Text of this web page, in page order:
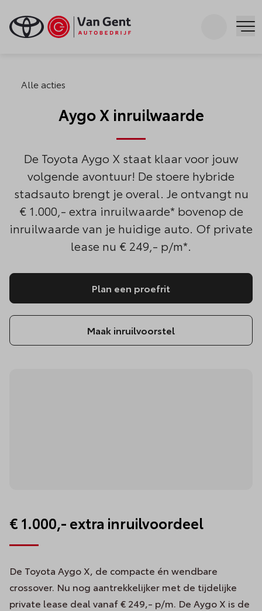
Zoeken
Alle acties
Aygo X inruilwaarde
De Toyota Aygo X staat klaar voor jouw
volgende avontuur! De stoere hybride
stadsauto brengt je overal. Je ontvangt nu
€ 1.000,- extra inruilwaarde* bovenop de
inruilwaarde van je huidige auto. Of private
lease nu € 249,- p/m*.
Plan een proefrit
Maak inruilvoorstel
€ 1.000,- extra inruilvoordeel
De Toyota Aygo X, de compacte én wendbare
crossover. Nu nog aantrekkelijker met de tijdelijke
private lease deal vanaf € 249,- p/m. De Aygo X is de